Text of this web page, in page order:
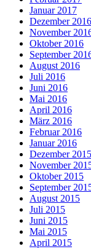
Januar 2017
Dezember 2016
November
Oktober 2016
September
August 2016
Juli 2016
Juni 2016
Mai 2016
April 2016
März 2016
Februar 2016
Januar 2016
Dezember 2015
November
Oktober 2015
September
August 2015
Juli 2015
Juni 2015
Mai 2015
April 2015